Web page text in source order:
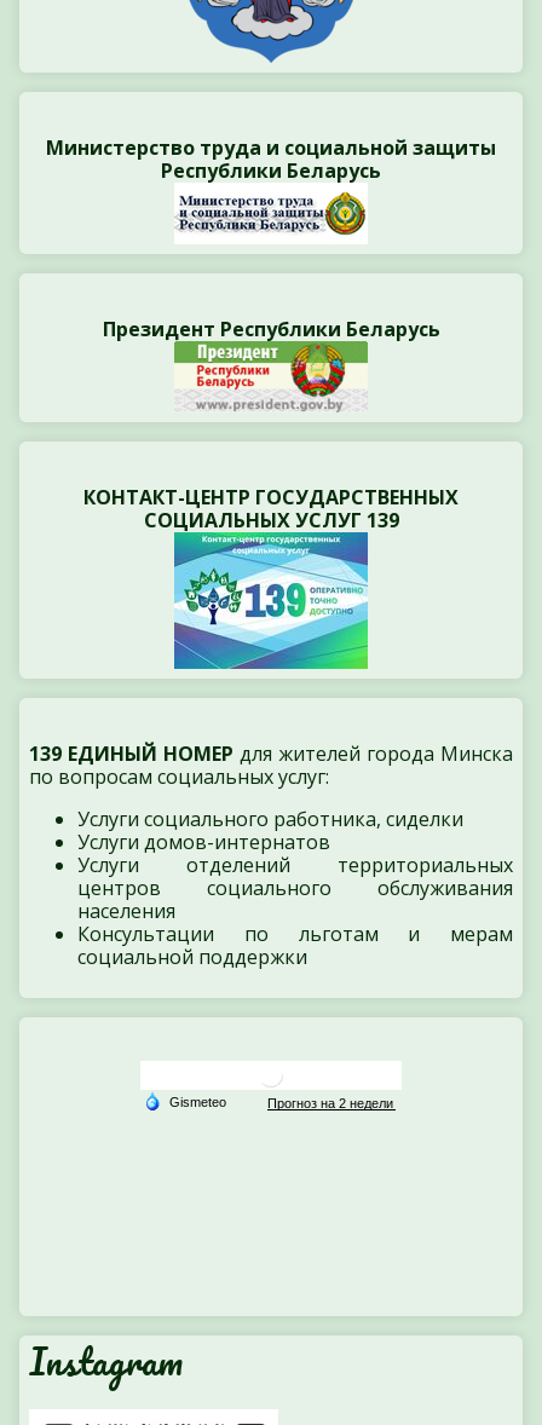
Министерство труда и социальной защиты
Республики Беларусь
Президент Республики Беларусь
КОНТАКТ-ЦЕНТР ГОСУДАРСТВЕННЫХ
СОЦИАЛЬНЫХ УСЛУГ 139
139 ЕДИНЫЙ НОМЕР для жителей города Минска
по вопросам социальных услуг:
Услуги социального работника, сиделки
Услуги домов-интернатов
Услуги отделений территориальных
центров социального обслуживания
населения
Консультации по льготам и мерам
социальной поддержки
Instagram